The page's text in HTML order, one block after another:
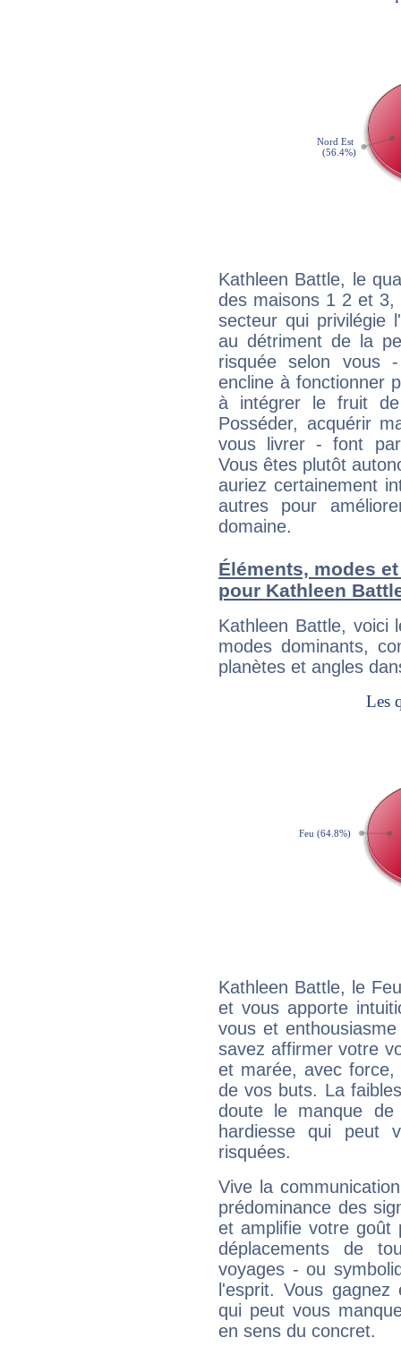
Kathleen Battle, le
des maisons 1 2 et
secteur qui privilégie
au détriment de la
risquée selon vous
encline à fonctionner
à intégrer le fruit
Posséder, acquérir
vous livrer - font
Vous êtes plutôt
auriez certainement
autres pour
domaine.
Éléments, modes
pour Kathleen
Kathleen Battle, voici
modes dominants,
planètes et angles
Kathleen Battle, le
et vous apporte
vous et
savez affirmer votre
et marée, avec
de vos buts. La
doute le manque
hardiesse qui peut
risquées.
Vive la
prédominance des
et amplifie votre goût
déplacements de
voyages - ou
l'esprit. Vous
qui peut vous
en sens du concret.